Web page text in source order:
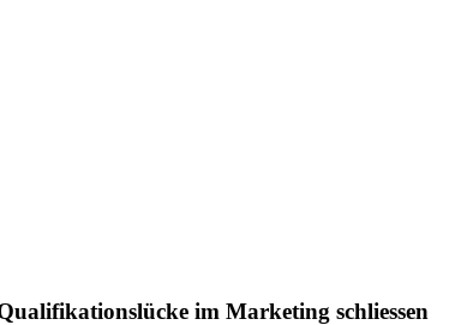
im Marketing schliessen